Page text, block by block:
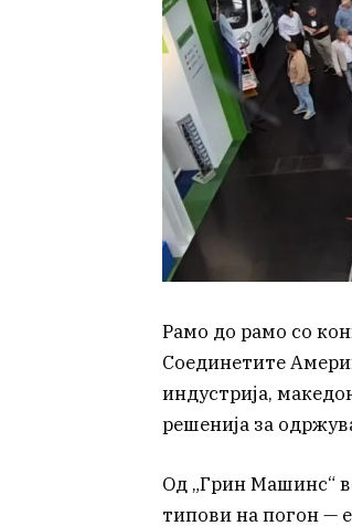
Рамо до рамо со
Соединетите
индустрија,
решенија за
Од „Грин Машинс“
типови на погон —